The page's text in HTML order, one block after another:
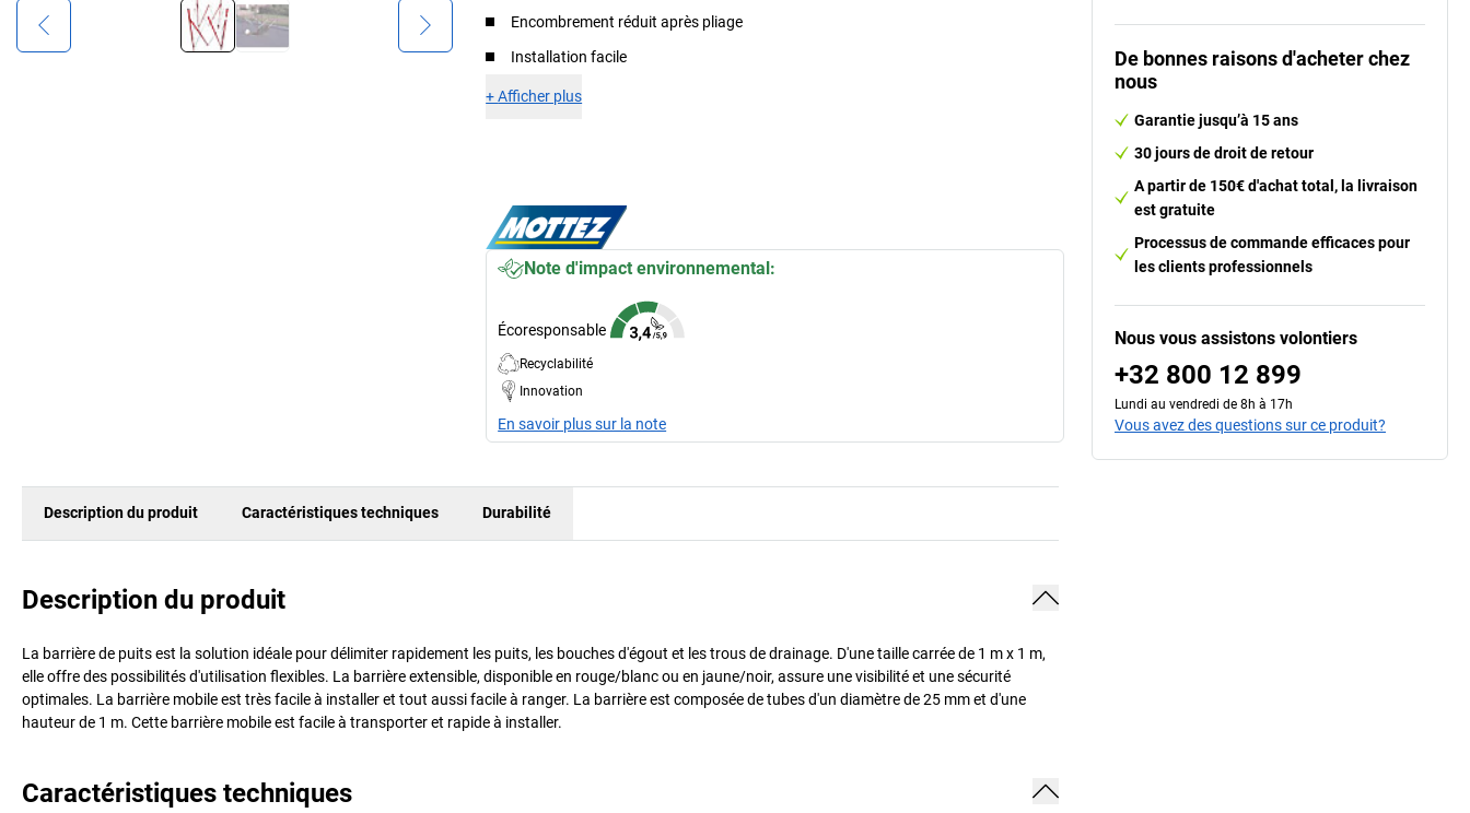
Encombrement réduit après pliage
Installation facile
+Afficher plus
Note d'impact environnemental:
Écoresponsable
Recyclabilité
Innovation
En savoir plus sur la note
Description du produit Caractéristiques techniques Durabilité
Description du produit
La barrière de puits est la solution idéale pour délimiter rapidement les puits, les bouches d'égout et les trous de drainage. D'une taille carrée de 1 m x 1 m,
elle offre des possibilités d'utilisation flexibles. La barrière extensible, disponible en rouge/blanc ou en jaune/noir, assure une visibilité et une sécurité
optimales. La barrière mobile est très facile à installer et tout aussi facile à ranger. La barrière est composée de tubes d'un diamètre de 25 mm et d'une
hauteur de 1 m. Cette barrière mobile est facile à transporter et rapide à installer.
Caractéristiques techniques
De bonnes raisons d'acheter chez
nous
Garantie jusqu’à 15 ans
30 jours de droit de retour
A partir de 150€ d'achat total, la livraison
est gratuite
Processus de commande efficaces pour
les clients professionnels
Nous vous assistons volontiers
+32 800 12 899
Lundi au vendredi de 8h à 17h
Vous avez des questions sur ce produit?